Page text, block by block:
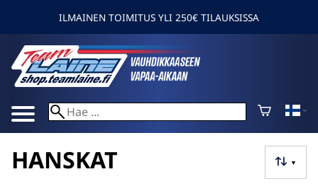
ILMAINEN TOIMITUS YLI 250€ TILAUKSISSA
▼
HANSKAT